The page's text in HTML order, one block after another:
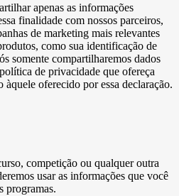
apenas as informações
finalidade com nossos parceiros,
de marketing mais relevantes
como sua identificação de
somente compartilharemos dados
de privacidade que ofereça
oferecido por essa declaração.
competição ou qualquer outra
usar as informações que você
programas.